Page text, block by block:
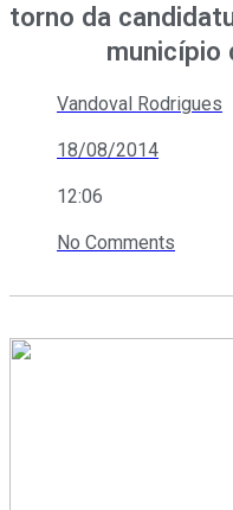
torno da
município
Vandoval Rodrigues
18/08/2014
12:06
No Comments